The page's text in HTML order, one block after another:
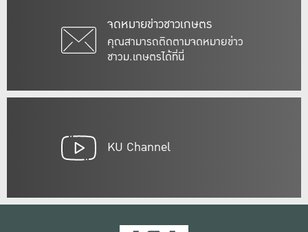
จดหมายข่าวชาวเกษตร
คุณสามารถติดตามจดหมายข่าว
ชาวม.เกษตรได้ที่นี่
KU Channel